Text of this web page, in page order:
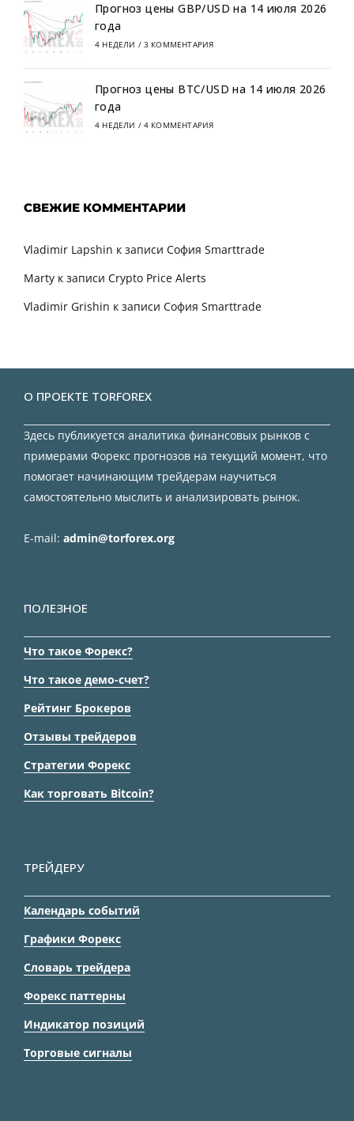
Прогноз цены GBP/USD на 14 июля 2026
года
4 НЕДЕЛИ / 3 КОММЕНТАРИЯ
Прогноз цены BTC/USD на 14 июля 2026
года
4 НЕДЕЛИ / 4 КОММЕНТАРИЯ
СВЕЖИЕ КОММЕНТАРИИ
Vladimir Lapshin к записи София Smarttrade
Marty к записи Crypto Price Alerts
Vladimir Grishin к записи София Smarttrade
О ПРОЕКТЕ TORFOREX
Здесь публикуется аналитика финансовых рынков с
примерами Форекс прогнозов на текущий момент, что
помогает начинающим трейдерам научиться
самостоятельно мыслить и анализировать рынок.
E-mail: admin@torforex.org
ПОЛЕЗНОЕ
Что такое Форекс?
Что такое демо-счет?
Рейтинг Брокеров
Отзывы трейдеров
Стратегии Форекс
Как торговать Bitcoin?
ТРЕЙДЕРУ
Календарь событий
Графики Форекс
Словарь трейдера
Форекс паттерны
Индикатор позиций
Торговые сигналы